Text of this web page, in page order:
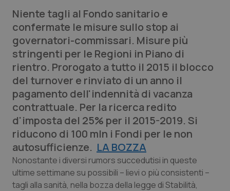
QS Pro
Professionisti Sanitari.AI
Abruzzo
Basilicata
Calabria
Campania
Emilia-Romagna
QS Pro Gold
Artrite & artrosi
Asma & BPCO
Car-T
Colesterolo & coronaropatie
Newsletter
Niente tagli al Fondo sanitario e
confermate le misure sullo stop ai
governatori-commissari. Misure più
stringenti per le Regioni in Piano di
rientro. Prorogato a tutto il 2015 il blocco
del turnover e rinviato di un anno il
pagamento dell'indennità di vacanza
contrattuale. Per la ricerca redito
d'imposta del 25% per il 2015-2019. Si
riducono di 100 mln i Fondi per le non
autosufficienze. LA BOZZA
Nonostante i diversi rumors succedutisi in queste
ultime settimane su possibili – lievi o più consistenti –
tagli alla sanità, nella bozza della legge di Stabilità,